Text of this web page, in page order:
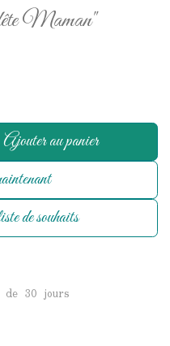
Maman"
Ajouter au panier
de souhaits
30 jours